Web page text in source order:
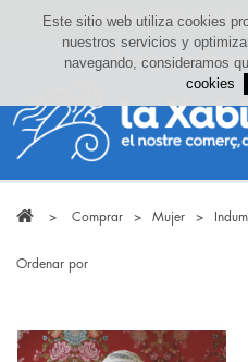
Iniciar sesión
> Comprar > Mujer >
Ordenar por
Este sitio web utiliza cookies
nuestros servicios y
navegando, consideramos
cookies